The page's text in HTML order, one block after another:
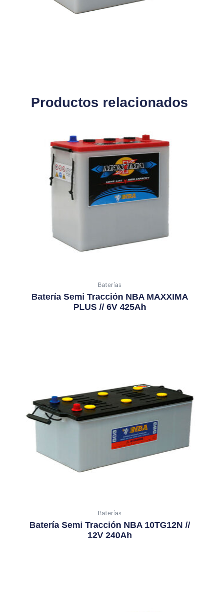
Productos relacionados
Baterías
Batería Semi Tracción NBA MAXXIMA
PLUS // 6V 425Ah
Baterías
Batería Semi Tracción NBA 10TG12N //
12V 240Ah